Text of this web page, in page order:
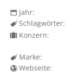
Jahr:
Schlagwörter:
Konzern:
Marke:
Webseite: